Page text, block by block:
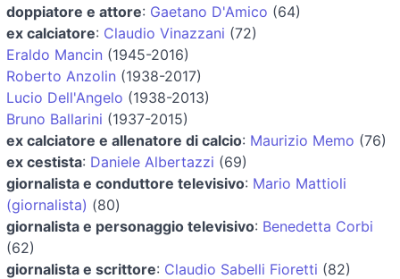
doppiatore e attore: Gaetano D'Amico (64)
ex calciatore: Claudio Vinazzani (72)
Eraldo Mancin (1945-2016)
Roberto Anzolin (1938-2017)
Lucio Dell'Angelo (1938-2013)
Bruno Ballarini (1937-2015)
ex calciatore e allenatore di calcio: Maurizio Memo (76)
ex cestista: Daniele Albertazzi (69)
giornalista e conduttore televisivo: Mario Mattioli
(giornalista) (80)
giornalista e personaggio televisivo: Benedetta Corbi
(62)
giornalista e scrittore: Claudio Sabelli Fioretti (82)